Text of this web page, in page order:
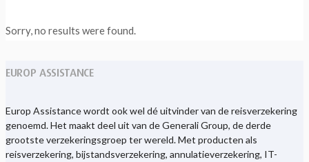
Sorry, no results were found.
EUROP ASSISTANCE
Europ Assistance wordt ook wel dé uitvinder van de reisverzekering
genoemd. Het maakt deel uit van de Generali Group, de derde
grootste verzekeringsgroep ter wereld. Met producten als
reisverzekering, bijstandsverzekering, annulatieverzekering, IT-